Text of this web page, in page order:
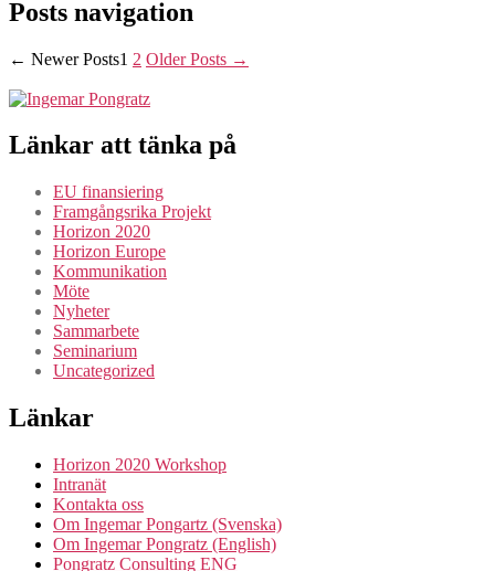
Posts navigation
← NewerPosts1 2 OlderPosts →
Länkar att tänka på
EU finansiering
Framgångsrika Projekt
Horizon 2020
Horizon Europe
Kommunikation
Möte
Nyheter
Sammarbete
Seminarium
Uncategorized
Länkar
Horizon 2020 Workshop
Intranät
Kontakta oss
Om Ingemar Pongartz (Svenska)
Om Ingemar Pongratz (English)
Pongratz Consulting ENG